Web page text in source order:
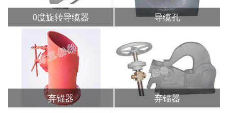
0度旋转导缆器 导缆孔
弃锚器 弃锚器